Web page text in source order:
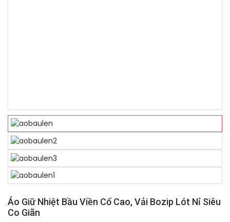
Áo Giữ Nhiệt Bầu Viền Cổ Cao, Vải Bozip Lót Nỉ Siêu
Co Giãn